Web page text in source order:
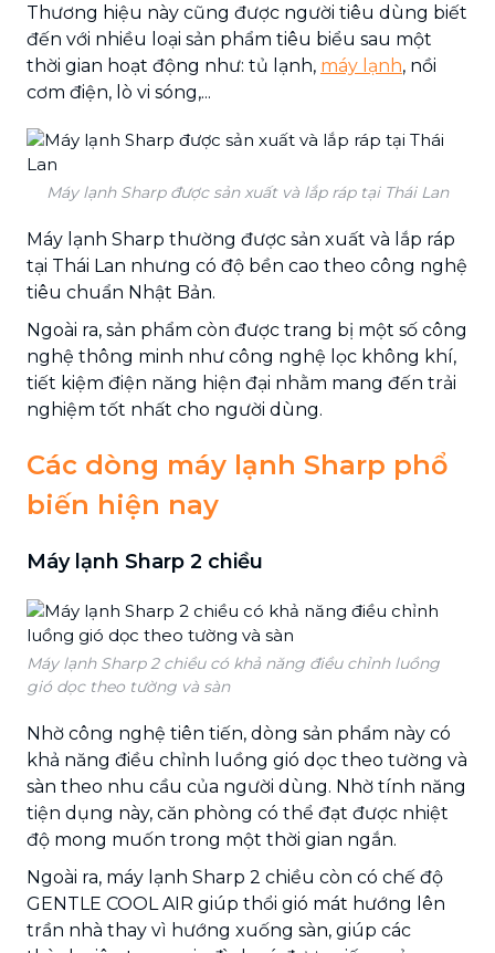
Thương hiệu này cũng được người tiêu dùng biết
đến với nhiều loại sản phẩm tiêu biểu sau một
thời gian hoạt động như: tủ lạnh, máy lạnh, nồi
cơm điện, lò vi sóng,...
Máy lạnh Sharp được sản xuất và lắp ráp tại Thái Lan
Máy lạnh Sharp thường được sản xuất và lắp ráp
tại Thái Lan nhưng có độ bền cao theo công nghệ
tiêu chuẩn Nhật Bản.
Ngoài ra, sản phẩm còn được trang bị một số công
nghệ thông minh như công nghệ lọc không khí,
tiết kiệm điện năng hiện đại nhằm mang đến trải
nghiệm tốt nhất cho người dùng.
Các dòng máy lạnh Sharp phổ
biến hiện nay
Máy lạnh Sharp 2 chiều
Máy lạnh Sharp 2 chiều có khả năng điều chỉnh luồng
gió dọc theo tường và sàn
Nhờ công nghệ tiên tiến, dòng sản phẩm này có
khả năng điều chỉnh luồng gió dọc theo tường và
sàn theo nhu cầu của người dùng. Nhờ tính năng
tiện dụng này, căn phòng có thể đạt được nhiệt
độ mong muốn trong một thời gian ngắn.
Ngoài ra, máy lạnh Sharp 2 chiều còn có chế độ
GENTLE COOL AIR giúp thổi gió mát hướng lên
trần nhà thay vì hướng xuống sàn, giúp các